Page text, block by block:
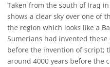
Taken from the south of Iraq
shows a clear sky over one of
the region which looks like a
Sumerians had invented
before the invention of script;
around 4000 years before the